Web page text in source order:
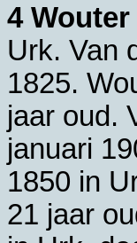
4
Urk. Van
1825.
jaar oud.
januari
1850 in
21 jaar